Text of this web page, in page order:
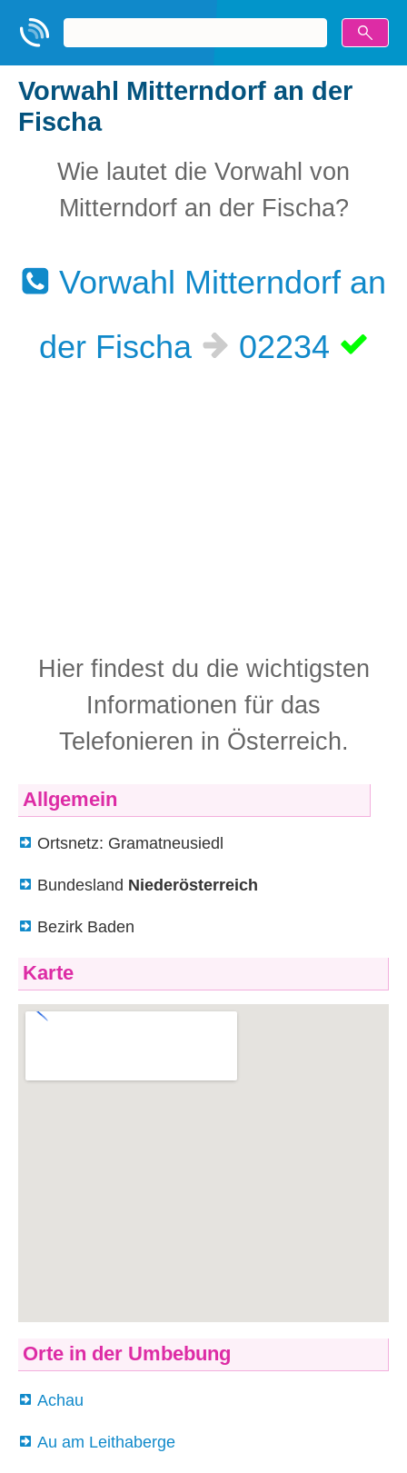
Vorwahl Mitterndorf an der
Fischa
Wie lautet die Vorwahl von
Mitterndorf an der Fischa?
Vorwahl Mitterndorf an
der Fischa
02234
Hier findest du die wichtigsten
Informationen für das
Telefonieren in Österreich.
Allgemein
Ortsnetz: Gramatneusiedl
Bundesland Niederösterreich
Bezirk Baden
Karte
Orte in der Umbebung
Achau
Au am Leithaberge